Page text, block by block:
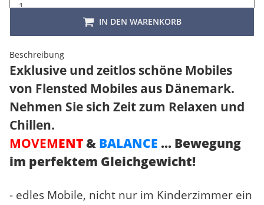
IN DEN WARENKORB
Beschreibung
Exklusive und zeitlos schöne Mobiles
von Flensted Mobiles aus Dänemark.
Nehmen Sie sich Zeit zum Relaxen und
Chillen.
MOVEMENT& BALANCE ... Bewegung
im perfektem Gleichgewicht!
- edles Mobile, nicht nur im Kinderzimmer ein